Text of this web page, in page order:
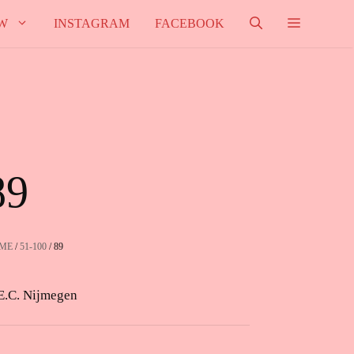
INSTAGRAM FACEBOOK
/51-100 / 89
Nijmegen